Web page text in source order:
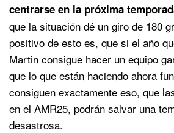
centrarse en la próxima
que la situación dé un giro de 180
positivo de esto es, que si el año
Martin consigue hacer un equipo
que lo que están haciendo ahora
consiguen exactamente eso, que
en el AMR25, podrán salvar una
desastrosa.